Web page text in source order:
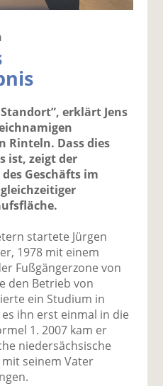
erklärt Jens
Rinteln. Dass dies
ist, zeigt der
Geschäfts im
startete Jürgen
1978 mit einem
Fußgängerzone von
den Betrieb von
ein Studium in
ihn erst einmal in die
1. 2007 kam er
niedersächsische
seinem Vater